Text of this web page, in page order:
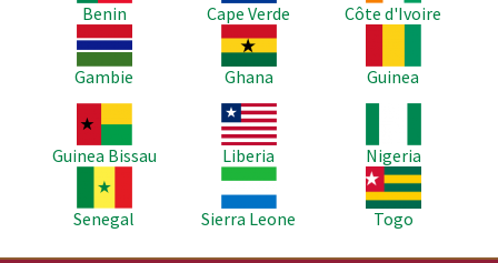
Benin
Cape Verde
Côte d'Ivoire
Image
Gambie
Image
Ghana
Guinea
Image
Guinea Bissau
Image
Liberia
Nigeria
Senegal
Image
Sierra Leone
Image
Togo